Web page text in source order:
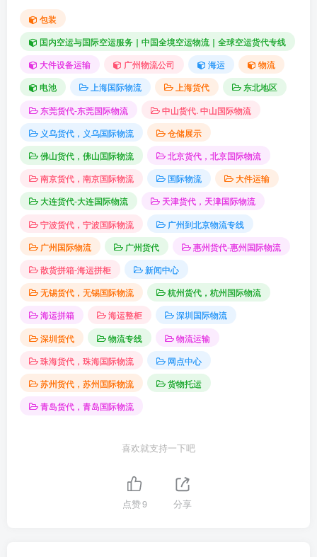
包装
国内空运与国际空运服务｜中国全境空运物流｜全球空运货代专线
大件设备运输
广州物流公司 海运
物流
电池
上海国际物流 上海货代
东北地区
东莞货代-东莞国际物流
中山货代. 中山国际物流
义乌货代，义乌国际物流
仓储展示
佛山货代，佛山国际物流
北京货代，北京国际物流
南京货代，南京国际物流
国际物流
大件运输
大连货代-大连国际物流
天津货代，天津国际物流
宁波货代，宁波国际物流
广州到北京物流专线
广州国际物流
广州货代
惠州货代-惠州国际物流
散货拼箱-海运拼柜
新闻中心
无锡货代，无锡国际物流
杭州货代，杭州国际物流
海运拼箱
海运整柜
深圳国际物流
深圳货代
物流专线
物流运输
珠海货代，珠海国际物流
网点中心
苏州货代，苏州国际物流
货物托运
青岛货代，青岛国际物流
喜欢就支持一下吧
点赞9 分享